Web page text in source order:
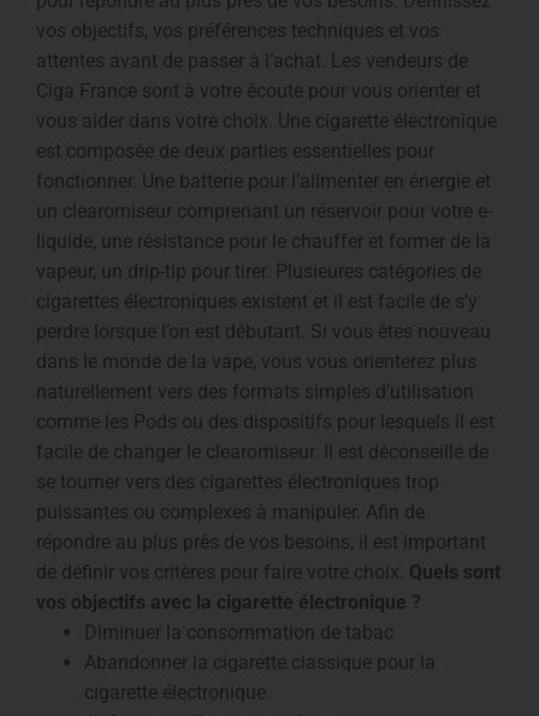
vos objectifs, vos préférences techniques et vos
attentes avant de passer à l’achat. Les vendeurs de
Ciga France sont à votre écoute pour vous orienter et
vous aider dans votre choix. Une cigarette électronique
est composée de deux parties essentielles pour
fonctionner. Une batterie pour l’alimenter en énergie et
un clearomiseur comprenant un réservoir pour votre e-
liquide, une résistance pour le chauffer et former de la
vapeur, un drip-tip pour tirer. Plusieures catégories de
cigarettes électroniques existent et il est facile de s’y
perdre lorsque l’on est débutant. Si vous êtes nouveau
dans le monde de la vape, vous vous orienterez plus
naturellement vers des formats simples d’utilisation
comme les Pods ou des dispositifs pour lesquels il est
facile de changer le clearomiseur. Il est déconseillé de
se tourner vers des cigarettes électroniques trop
puissantes ou complexes à manipuler. Afin de
répondre au plus prês de vos besoins, il est important
de définir vos critères pour faire votre choix. Quels sont
vos objectifs avec la cigarette électronique ?
Diminuer la consommation de tabac
Abandonner la cigarette classique pour la
cigarette électronique.